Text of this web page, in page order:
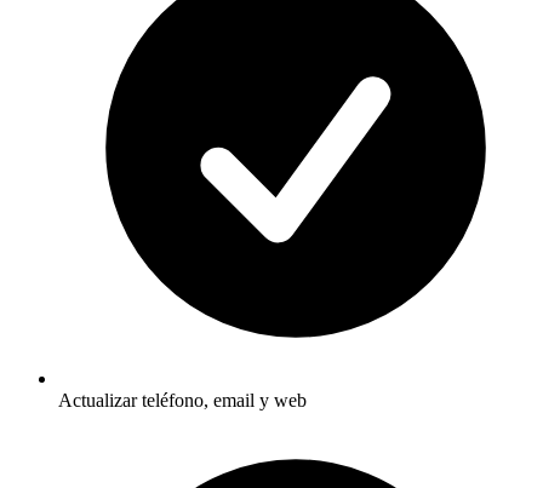
Actualizar teléfono, email y web